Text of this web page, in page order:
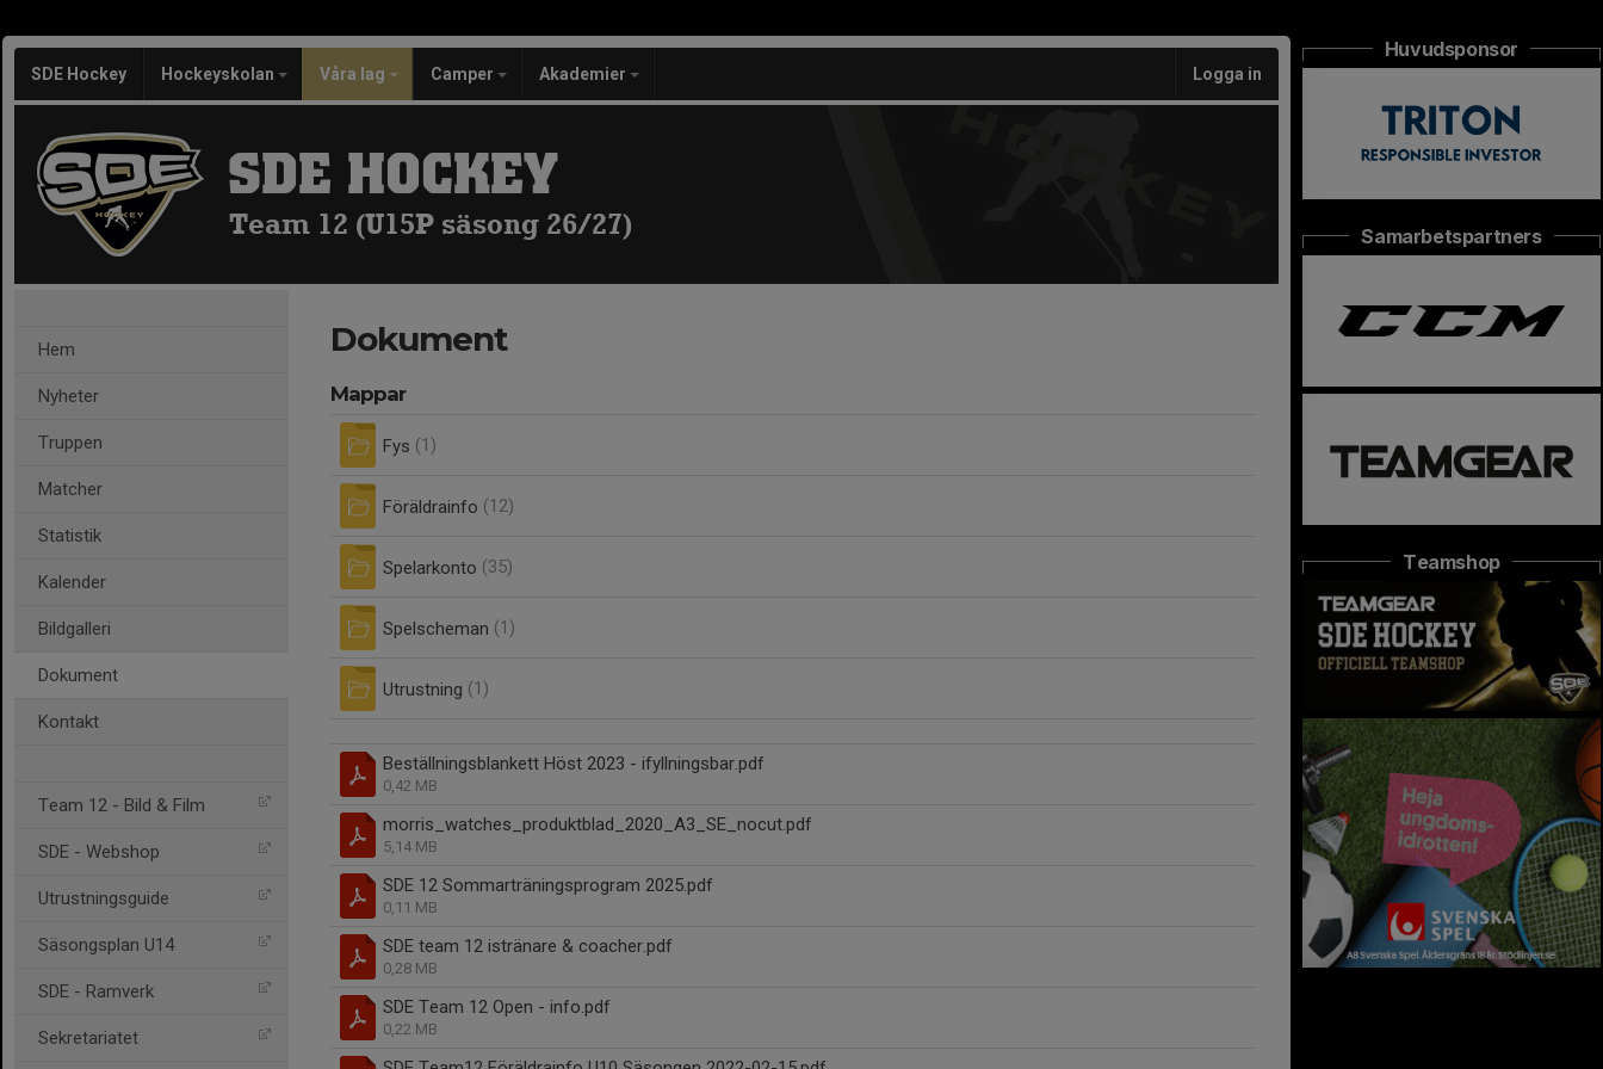
SDE Hockey Hockeyskolan Våra lag Camper Akademier Logga in
SDE HOCKEY
Team 12 (U15P säsong 26/27)
Hem
Nyheter
Truppen
Matcher
Statistik
Kalender
Bildgalleri
Dokument
Kontakt
Team 12 - Bild & Film
SDE - Webshop
Utrustningsguide
Säsongsplan U14
SDE - Ramverk
Sekretariatet
Dokument
Mappar
Fys (1)
Föräldrainfo (12)
Spelarkonto (35)
Spelscheman (1)
Utrustning (1)
Beställningsblankett Höst 2023 - ifyllningsbar.pdf
0,42 MB
morris_watches_produktblad_2020_A3_SE_nocut.pdf
5,14 MB
SDE 12 Sommarträningsprogram 2025.pdf
0,11 MB
SDE team 12 istränare & coacher.pdf
0,28 MB
SDE Team 12 Open - info.pdf
0,22 MB
Huvudsponsor
Samarbetspartners
Teamshop